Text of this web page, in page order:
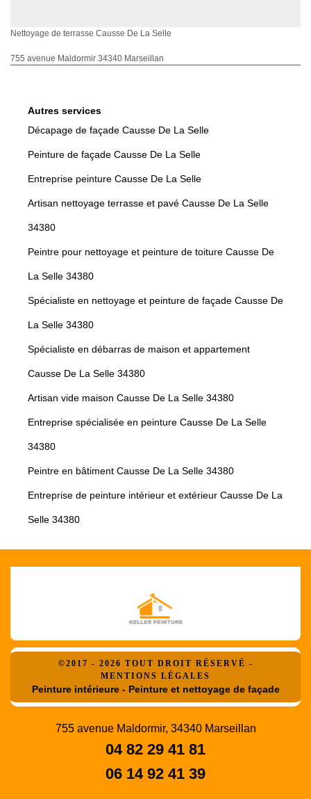
Nettoyage de terrasse Causse De La Selle
755 avenue Maldormir 34340 Marseillan
Autres services
Décapage de façade Causse De La Selle
Peinture de façade Causse De La Selle
Entreprise peinture Causse De La Selle
Artisan nettoyage terrasse et pavé Causse De La Selle
34380
Peintre pour nettoyage et peinture de toiture Causse De
La Selle 34380
Spécialiste en nettoyage et peinture de façade Causse De
La Selle 34380
Spécialiste en débarras de maison et appartement
Causse De La Selle 34380
Artisan vide maison Causse De La Selle 34380
Entreprise spécialisée en peinture Causse De La Selle
34380
Peintre en bâtiment Causse De La Selle 34380
Entreprise de peinture intérieur et extérieur Causse De La
Selle 34380
©2017 - 2026 TOUT DROIT RÉSERVÉ -
MENTIONS LÉGALES
Peinture intérieure - Peinture et nettoyage de façade
755 avenue Maldormir, 34340 Marseillan
04 82 29 41 81
06 14 92 41 39